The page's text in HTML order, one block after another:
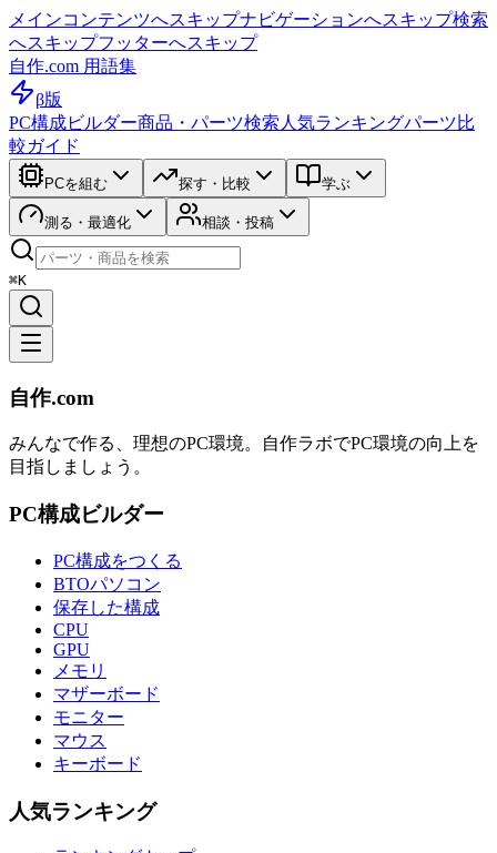
メインコンテンツへスキップナビゲーションへスキップ検索
へスキップフッターへスキップ
自作.com 用語集
β版
PC構成ビルダー商品・パーツ検索 人気ランキングパーツ比
較ガイド
PCを組む 探す・比較 学ぶ
測る・最適化 相談・投稿
⌘K
自作.com
みんなで作る、理想のPC環境。 自作ラボでPC環境の向上を
目指しましょう。
PC構成ビルダー
PC構成をつくる
BTOパソコン
保存した構成
CPU
GPU
メモリ
マザーボード
モニター
マウス
キーボード
人気ランキング